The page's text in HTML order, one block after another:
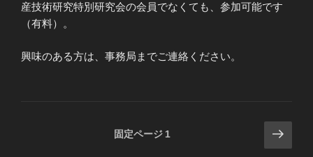
産技術研究特別研究会の会員でなくても、参加可能です
（有料）。
興味のある方は、事務局までご連絡ください。
固定ページ 1
次
の